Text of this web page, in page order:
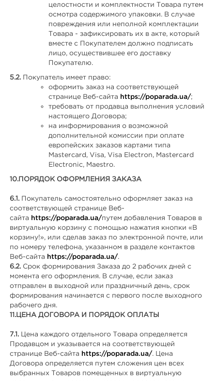
целостности и комплектности Товара путем
осмотра содержимого упаковки. В случае
повреждения или неполной комплектации
Товара - зафиксировать их в акте, который
вместе с Покупателем должно подписать
лицо, осуществившее его доставку
Покупателю.
5.2. Покупатель имеет право:
оформить заказ на соответствующей
странице Веб-сайта https://poparada.ua/;
требовать от продавца выполнения условий
настоящего Договора;
на информирования о возможной
дополнительной комиссии при оплате
европейских заказов картами типа
Mastercard, Visa, Visa Electron, Mastercard
Electronic, Maestro.
10.ПОРЯДОК ОФОРМЛЕНИЯ ЗАКАЗА
6.1. Покупатель самостоятельно оформляет заказ на
соответствующей странице Веб-
сайта https://poparada.ua/путем добавления Товаров в
виртуальную корзину с помощью нажатия кнопки «В
корзину!», или сделав заказ по электронной почте, или
по номеру телефона, указанном в разделе контактов
Веб-сайта https://poparada.ua/.
6.2. Срок формирования Заказа до 2 рабочих дней с
момента его оформления. В случае, если заказ
отправлен в выходной или праздничный день, срок
формирования начинается с первого после выходного
рабочего дня.
11.ЦЕНА ДОГОВОРА И ПОРЯДОК ОПЛАТЫ
7.1. Цена каждого отдельного Товара определяется
Продавцом и указывается на соответствующей
странице Веб-сайта https://poparada.ua/. Цена
Договора определяется путем сложения цен всех
выбранных Товаров помещенных в виртуальную